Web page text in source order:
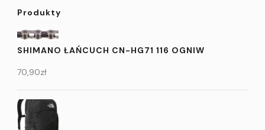
Produkty
SHIMANO ŁAŃCUCH CN-HG71 116 OGNIW
70,90zł